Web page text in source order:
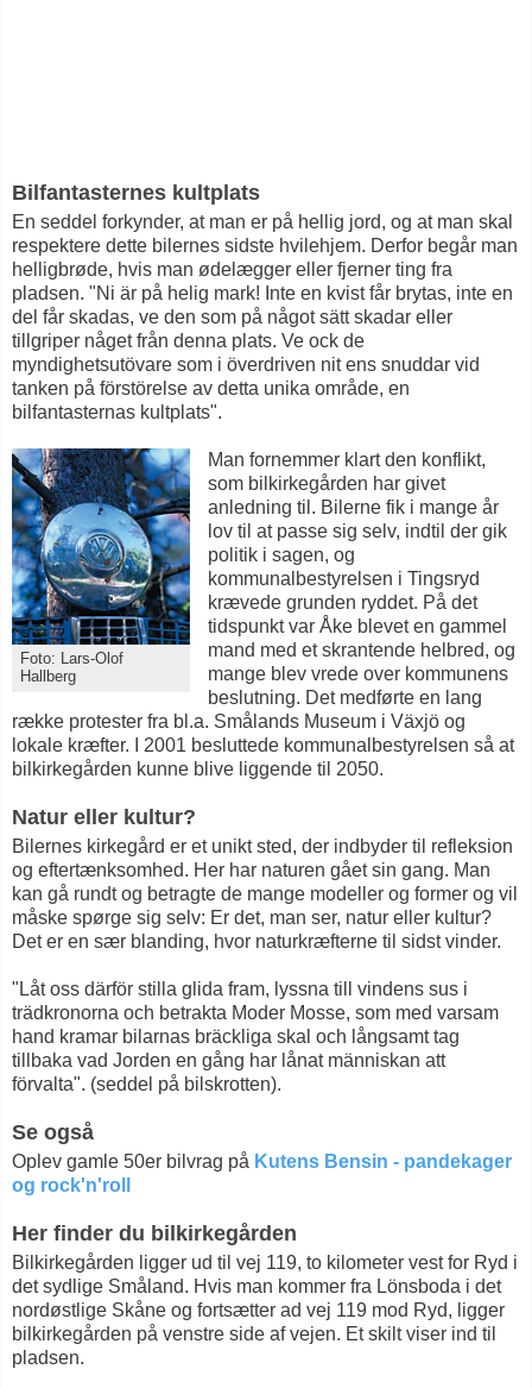
Bilfantasternes kultplats
En seddel forkynder, at man er på hellig jord, og at man skal
respektere dette bilernes sidste hvilehjem. Derfor begår man
helligbrøde, hvis man ødelægger eller fjerner ting fra
pladsen. "Ni är på helig mark! Inte en kvist får brytas, inte en
del får skadas, ve den som på något sätt skadar eller
tillgriper någet från denna plats. Ve ock de
myndighetsutövare som i överdriven nit ens snuddar vid
tanken på förstörelse av detta unika område, en
bilfantasternas kultplats".
Foto: Lars-Olof
Hallberg
Man fornemmer klart den konflikt,
som bilkirkegården har givet
anledning til. Bilerne fik i mange år
lov til at passe sig selv, indtil der gik
politik i sagen, og
kommunalbestyrelsen i Tingsryd
krævede grunden ryddet. På det
tidspunkt var Åke blevet en gammel
mand med et skrantende helbred, og
mange blev vrede over kommunens
beslutning. Det medførte en lang
række protester fra bl.a. Smålands Museum i Växjö og
lokale kræfter. I 2001 besluttede kommunalbestyrelsen så at
bilkirkegården kunne blive liggende til 2050.
Natur eller kultur?
Bilernes kirkegård er et unikt sted, der indbyder til refleksion
og eftertænksomhed. Her har naturen gået sin gang. Man
kan gå rundt og betragte de mange modeller og former og vil
måske spørge sig selv: Er det, man ser, natur eller kultur?
Det er en sær blanding, hvor naturkræfterne til sidst vinder.
"Låt oss därför stilla glida fram, lyssna till vindens sus i
trädkronorna och betrakta Moder Mosse, som med varsam
hand kramar bilarnas bräckliga skal och långsamt tag
tillbaka vad Jorden en gång har lånat människan att
förvalta". (seddel på bilskrotten).
Se også
Oplev gamle 50er bilvrag på Kutens Bensin - pandekager
og rock'n'roll
Her finder du bilkirkegården
Bilkirkegården ligger ud til vej 119, to kilometer vest for Ryd i
det sydlige Småland. Hvis man kommer fra Lönsboda i det
nordøstlige Skåne og fortsætter ad vej 119 mod Ryd, ligger
bilkirkegården på venstre side af vejen. Et skilt viser ind til
pladsen.